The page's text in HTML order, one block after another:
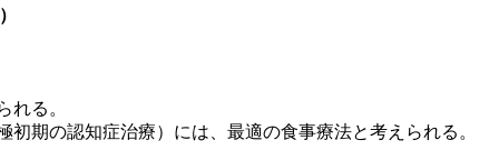
れる。
初期の認知症治療）には、最適の食事療法と考えられる。